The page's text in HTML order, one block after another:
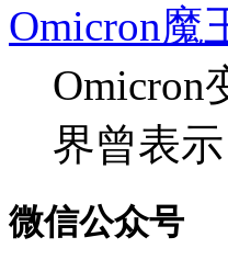
Omicron魔
Omicron
界曾表
微信公众号